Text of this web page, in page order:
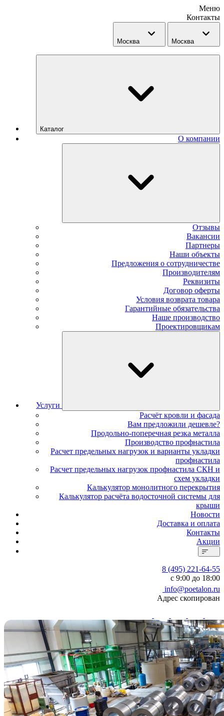
Меню
Контакты
Москва Москва
Каталог
О компании
Отзывы
Вакансии
Партнеры
Наши объекты
Предложения о сотрудничестве
Производителям
Реквизиты
Договор оферты
Условия возврата товара
Гарантийные обязательства
Наше производство
Проектировщикам
Услуги
Расчёт кровли и фасада
Вам предложили дешевле?
Продольно-поперечная резка металла
Производство профнастила
Расчет предельных нагрузок и варианты укладки
профнастила
Расчет предельных нагрузок профнастила СКН и
схем укладки
Калькулятор монолитного перекрытия
Калькулятор расчёта водосточной системы для
крыши
Новости
Доставка и оплата
Контакты
Акции
8 (495) 221-64-55
с 9:00 до 18:00
info@poetalon.ru
Адрес скопирован